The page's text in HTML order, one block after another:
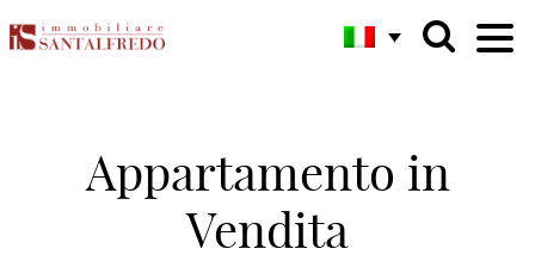
Appartamento in
Vendita